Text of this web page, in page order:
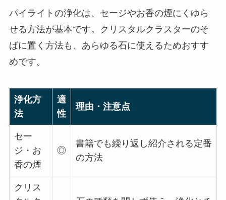
パイライトの浄化は、セージやお香の煙にくゆら
せる方法が基本です。クリスタルクラスターのそ
ばに置く方法も、あらゆる石に使えるためおすす
めです。
浄化方
法
適
性
理由・注意点
セー
ジ・お
香の煙
◎
書籍でも繰り返し紹介される定番
の方法
クリス